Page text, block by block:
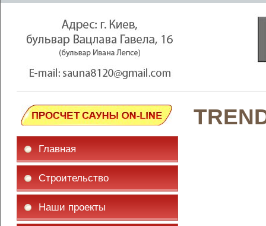
Главная
Строительство
Наши проекты